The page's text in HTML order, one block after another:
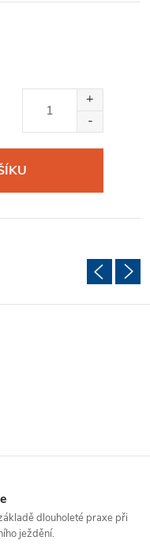
dlouholeté praxe při
ježdění.